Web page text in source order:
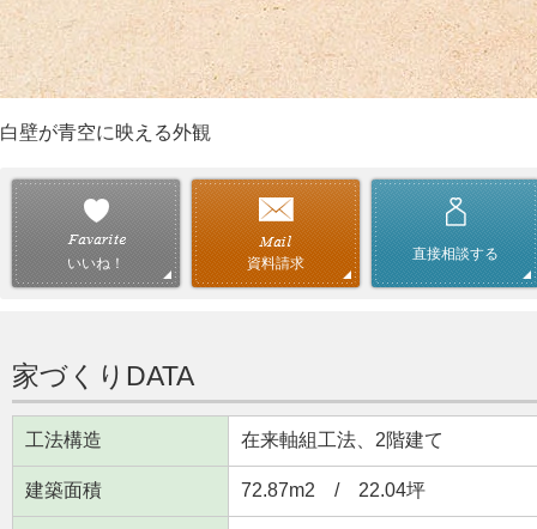
白壁が青空に映える外観
いいね！ 資料請求
直接相談する
家づくりDATA
工法構造 在来軸組工法、2階建て
建築面積 72.87m2 / 22.04坪